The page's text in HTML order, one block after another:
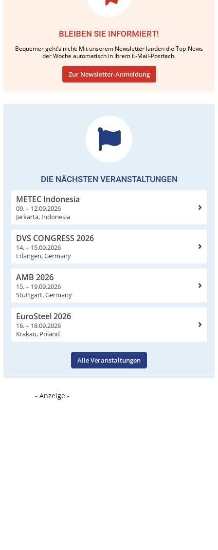
BLEIBEN SIE INFORMIERT!
Bequemer geht’s nicht: Mit unserem Newsletter landen die Top-News
der Woche automatisch in Ihrem E-Mail-Postfach.
Zur Newsletter-Anmeldung
DIE NÄCHSTEN VERANSTALTUNGEN
METEC Indonesia
09. – 12.09.2026
Jarkarta, Indonesia
DVS CONGRESS 2026
14. – 15.09.2026
Erlangen, Germany
AMB 2026
15. – 19.09.2026
Stuttgart, Germany
EuroSteel 2026
16. – 18.09.2026
Krakau, Poland
Alle Veranstaltungen
- Anzeige -